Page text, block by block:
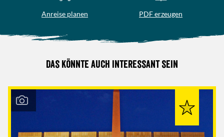
Anreise planen PDF erzeugen
Das könnte auch interessant sein